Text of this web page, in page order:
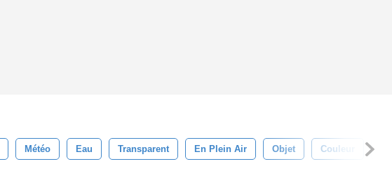
Météo Eau Transparent En Plein Air Objet Couleur